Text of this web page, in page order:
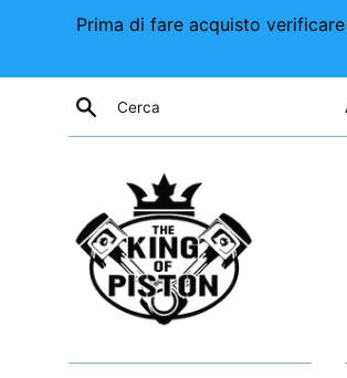
contenuti
Prima di fare acquisto
Cerca